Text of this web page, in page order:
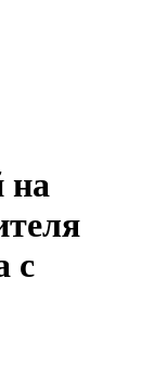
на
с